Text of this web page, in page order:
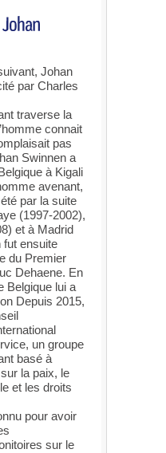
Johan
par Charles
traverse la
connait
pas
Swinnen a
à Kigali
avenant,
par la suite
(1997-2002),
et à Madrid
fut ensuite
du Premier
Dehaene. En
Belgique lui a
Depuis 2015,
un groupe
basé à
la paix, le
et les droits
pour avoir
sur le